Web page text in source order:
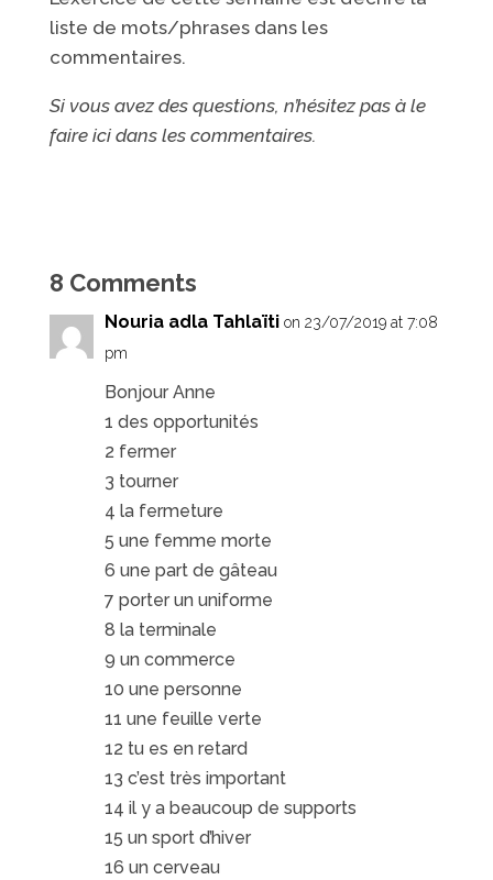
liste de mots/phrases dans les
commentaires.
Si vous avez des questions, n’hésitez pas à le
faire ici dans les commentaires.
8 Comments
Nouria adla Tahlaïti on 23/07/2019 at 7:08
pm
Bonjour Anne
1 des opportunités
2 fermer
3 tourner
4 la fermeture
5 une femme morte
6 une part de gâteau
7 porter un uniforme
8 la terminale
9 un commerce
10 une personne
11 une feuille verte
12 tu es en retard
13 c’est très important
14 il y a beaucoup de supports
15 un sport d’hiver
16 un cerveau